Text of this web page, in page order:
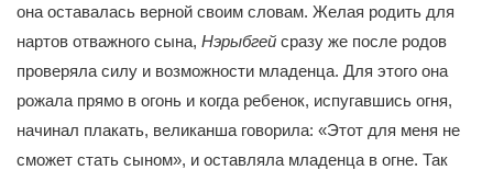
она оставалась верной своим словам. Желая родить для
нартов отважного сына, Нэрыбгей сразу же после родов
проверяла силу и возможности младенца. Для этого она
рожала прямо в огонь и когда ребенок, испугавшись огня,
начинал плакать, великанша говорила: «Этот для меня не
сможет стать сыном», и оставляла младенца в огне. Так